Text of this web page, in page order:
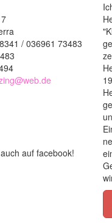
/ 036961 73483
auf facebook!